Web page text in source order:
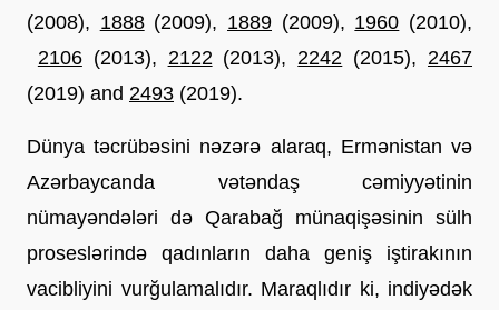
(2008), 1888 (2009), 1889 (2009), 1960 (2010),
2106 (2013), 2122 (2013), 2242 (2015), 2467
(2019) and 2493 (2019).
Dünya təcrübəsini nəzərə alaraq, Ermənistan və
Azərbaycanda vətəndaş cəmiyyətinin
nümayəndələri də Qarabağ münaqişəsinin sülh
proseslərində qadınların daha geniş iştirakının
vacibliyini vurğulamalıdır. Maraqlıdır ki, indiyədək